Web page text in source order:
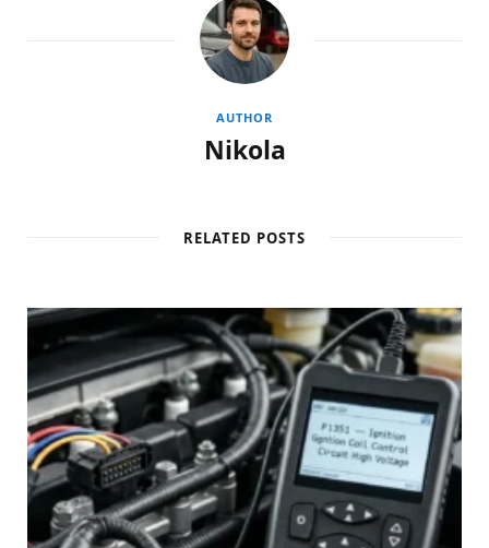
AUTHOR
Nikola
RELATED POSTS